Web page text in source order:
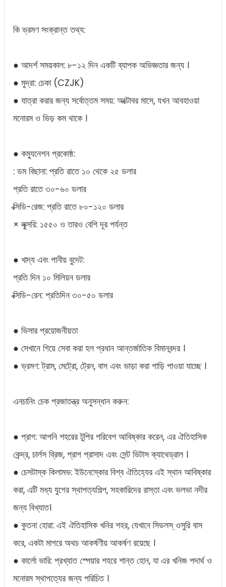
কি ভ্রমণ সংক্রান্ত তথ্য:
● আদর্শ সময়কাল: ৮-১২ দিন একটি ব্যাপক অভিজ্ঞতার জন্য ।
● মুদ্রা: চেকা (CZJK)
● যাত্রা করার জন্য সর্বোত্তম সময়: অক্টোবর মাসে, যখন আবহাওয়া
মনোরম ও ভিড় কম থাকে ।
● কম্যুনেশন প্রকোষ্ঠ:
: ডম বিছানা: প্রতি রাতে ১০ থেকে ২৫ ডলার
প্রতি রাতে ৩০-৬০ ডলার
ক্সিডি-রেজ: প্রতি রাতে ৮০-১২০ ডলার
× লুক্সরি: ১৫৫০ ও তারও বেশি দূর পর্যন্ত
● খাদ্য এবং পানীয় বুদেট:
প্রতি দিন ১০ মিলিয়ন ডলার
ক্সিডি-রেন: প্রতিদিন ৩০-৫০ ডলার
● ভিসার প্রয়োজনীয়তা
● সেখানে গিয়ে সেবা করা হল প্রধান আন্তর্জাতিক বিমানবন্দর ।
● ভ্রমণ: ট্রাম, মেট্রো, ট্রেন, বাস এবং ভাড়া করা গাড়ি পাওয়া যাচ্ছে ।
এনচানিং চেক প্রজাতন্ত্র অনুসন্ধান করুন:
● প্রাগ: আপনি শহরের টুপির পরিবেশ আবিষ্কার করেন, এর ঐতিহাসিক
কেন্দ্র, চার্লস ব্রিজ, প্রাগ প্রাসাদ এবং সেন্ট ভিটাস ক্যাথেড্রাল ।
● চেসটাস্ক কিলামভ: ইউনেস্কোর বিশ্ব ঐতিহ্যের এই স্থান আবিষ্কার
করা, এটি মধ্য যুগের স্থাপত্যশিল্প, সহকারিদের রাস্তা এবং ভলভা নদীর
জন্য বিখ্যাত।
● কুতনা হোরা: এই ঐতিহাসিক খনির শহর, যেখানে সিডলস্‌ ওসুরি বাস
করে, একটা মাগরে অথচ আকর্ষণীয় আকর্ষণ রয়েছে ।
● কার্লো ভারি: প্রখ্যাত স্পেয়ার শহরে শান্ত হোন, যা এর খনিজ পদার্থ ও
মনোরম স্থাপত্যের জন্য পরিচিত ।